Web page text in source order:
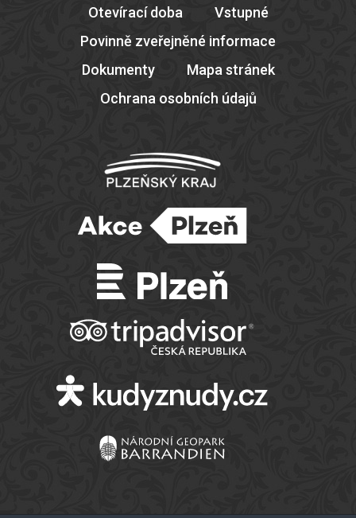
Otevírací doba
Vstupné
Povinně zveřejněné informace
Dokumenty
Mapa stránek
Ochrana osobních údajů